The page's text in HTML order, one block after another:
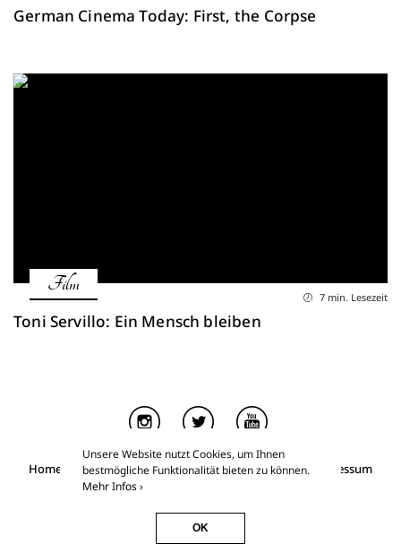
German Cinema Today: First, the Corpse
Film
7 min. Lesezeit
Toni Servillo: Ein Mensch bleiben
Home Über Kino & Kunst Essays for Members
Impressum
Kino & Kunst
Unsere Website nutzt Cookies, um Ihnen
bestmögliche Funktionalität bieten zu können.
Mehr Infos ›
OK